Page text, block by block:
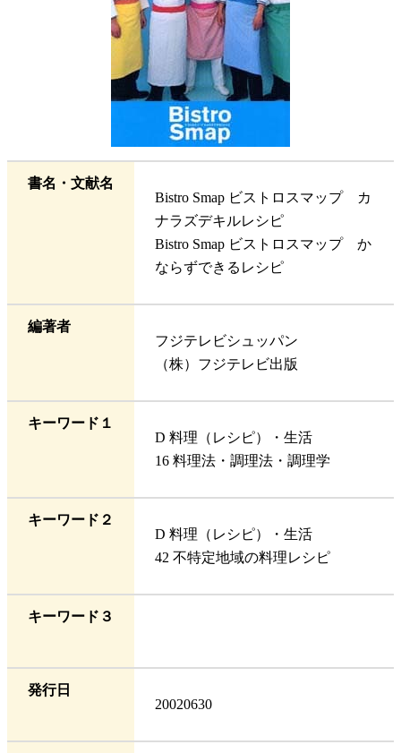
書名・文献名
Bistro Smap ビストロスマップ カ
ナラズデキルレシピ
Bistro Smap ビストロスマップ か
ならずできるレシピ
編著者
フジテレビシュッパン
（株）フジテレビ出版
キーワード１
D 料理（レシピ）・生活
16 料理法・調理法・調理学
キーワード２
D 料理（レシピ）・生活
42 不特定地域の料理レシピ
キーワード３
発行日
20020630